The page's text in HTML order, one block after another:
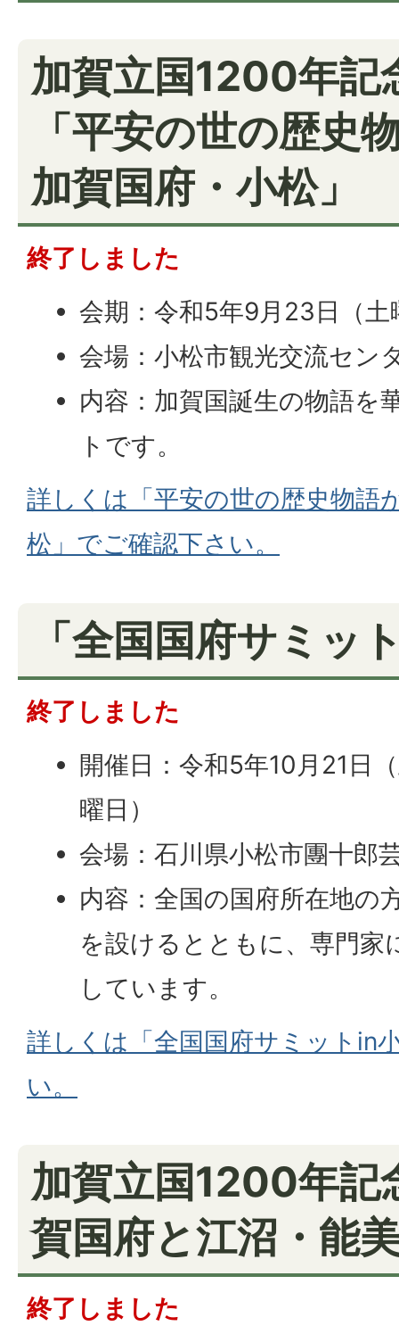
加賀立国1200年記
「平安の世の歴史
加賀国府・小松」
終了しました
会期：令和5年9月23日（土
会場：小松市観光交流セン
内容：加賀国誕生の物語を
トです。
詳しくは「平安の世の歴史物語
松」でご確認下さい。
「全国国府サミッ
終了しました
開催日：令和5年10月21日
曜日）
会場：石川県小松市團十郎
内容：全国の国府所在地の
を設けるとともに、専門家
しています。
詳しくは「全国国府サミットin
い。
加賀立国1200年記
賀国府と江沼・能
終了しました